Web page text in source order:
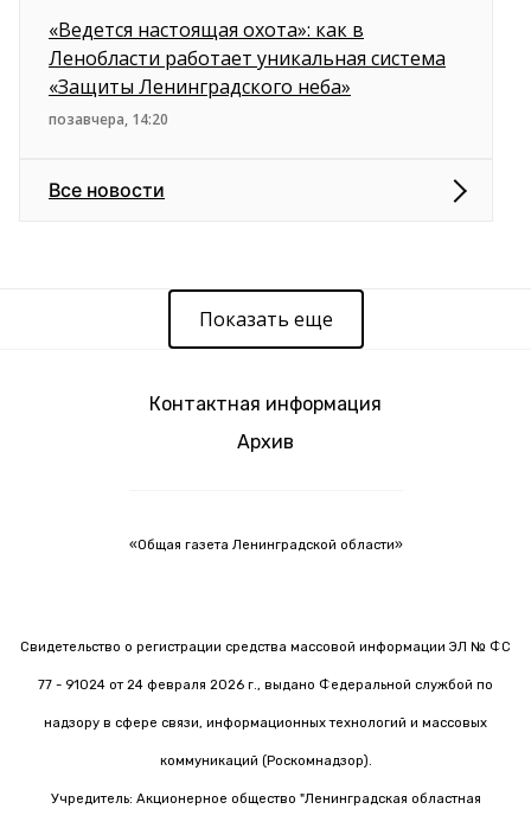
«Ведется настоящая охота»: как в
Ленобласти работает уникальная система
«Защиты Ленинградского неба»
позавчера, 14:20
Все новости
Показать еще
Контактная информация
Архив
«Общая газета Ленинградской области»
Свидетельство о регистрации средства массовой информации ЭЛ № ФС
77 - 91024 от 24 февраля 2026 г., выдано Федеральной службой по
надзору в сфере связи, информационных технологий и массовых
коммуникаций (Роскомнадзор).
Учредитель: Акционерное общество "Ленинградская областная